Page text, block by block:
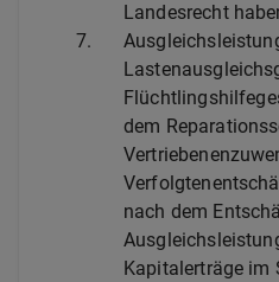
Landesrecht
7.
dem
nach dem
Kapitalerträge im